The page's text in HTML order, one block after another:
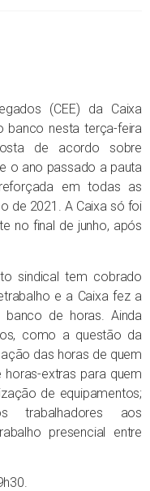
(CEE) da Caixa
banco nesta terça-feira
de acordo sobre
o ano passado a pauta
em todas as
de 2021. A Caixa só foi
no final de junho, após
sindical tem cobrado
e a Caixa fez a
de horas. Ainda
como a questão da
das horas de quem
extras para quem
de equipamentos;
trabalhadores aos
presencial entre